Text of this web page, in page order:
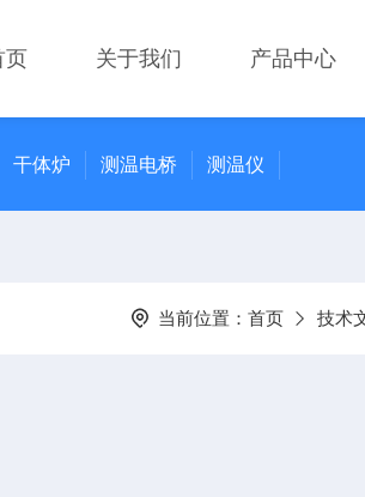
页 关于我们 产品中心
干体炉 测温电桥 测温仪
当前位置： 首页 技术